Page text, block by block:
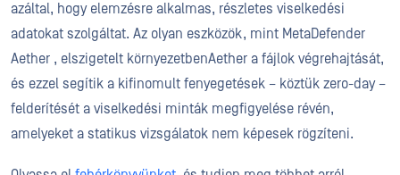
azáltal, hogy elemzésre alkalmas, részletes viselkedési
adatokat szolgáltat. Az olyan eszközök, mint MetaDefender
Aether , elszigetelt környezetbenAether a fájlok végrehajtását,
és ezzel segítik a kifinomult fenyegetések – köztük zero-day –
felderítését a viselkedési minták megfigyelése révén,
amelyeket a statikus vizsgálatok nem képesek rögzíteni.